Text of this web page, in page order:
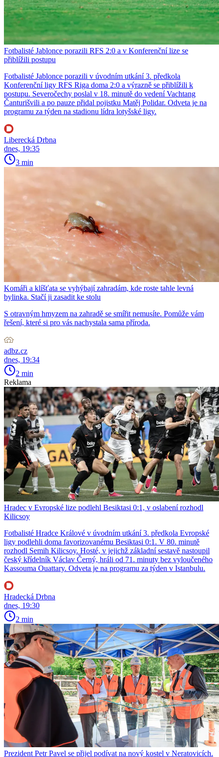
Fotbalisté Jablonce porazili RFS 2:0 a v Konferenční lize se
přiblížili postupu
Fotbalisté Jablonce porazili v úvodním utkání 3. předkola
Konferenční ligy RFS Riga doma 2:0 a výrazně se přiblížili k
postupu. Severočechy poslal v 18. minutě do vedení Vachtang
Čanturišvili a po pauze přidal pojistku Matěj Polidar. Odveta je na
programu za týden na stadionu lídra lotyšské ligy.
Liberecká Drbna
dnes, 19:35
3 min
Komáři a klíšťata se vyhýbají zahradám, kde roste tahle levná
bylinka. Stačí ji zasadit ke stolu
S otravným hmyzem na zahradě se smířit nemusíte. Pomůže vám
řešení, které si pro vás nachystala sama příroda.
adbz.cz
dnes, 19:34
2 min
Reklama
Hradec v Evropské lize podlehl Besiktasi 0:1, v oslabení rozhodl
Kilicsoy
Fotbalisté Hradce Králové v úvodním utkání 3. předkola Evropské
ligy podlehli doma favorizovanému Besiktasi 0:1. V 80. minutě
rozhodl Semih Kilicsoy. Hosté, v jejichž základní sestavě nastoupil
český křídelník Václav Černý, hráli od 71. minuty bez vyloučeného
Kassouma Ouattary. Odveta je na programu za týden v Istanbulu.
Hradecká Drbna
dnes, 19:30
2 min
Prezident Petr Pavel se přijel podívat na nový kostel v Neratovicích.